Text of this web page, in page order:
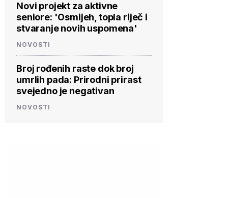
Novi projekt za aktivne
seniore: 'Osmijeh, topla riječ i
stvaranje novih uspomena'
NOVOSTI
Broj rođenih raste dok broj
umrlih pada: Prirodni prirast
svejedno je negativan
NOVOSTI